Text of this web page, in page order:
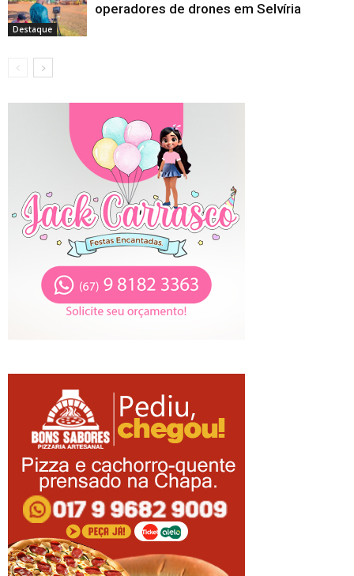
Destaque
operadores de drones em Selvíria